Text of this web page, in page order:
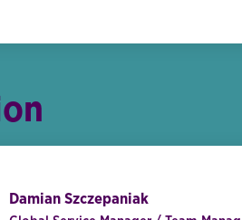
Damian Szczepaniak